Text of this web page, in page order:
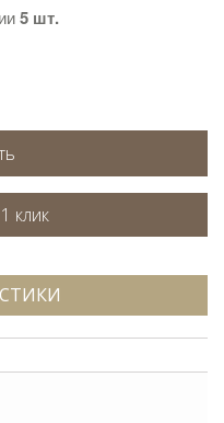
5 шт.